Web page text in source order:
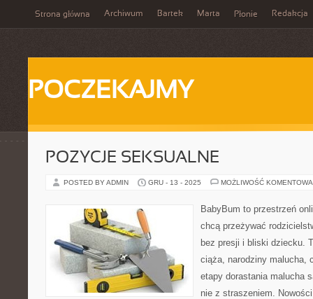
Strona główna Archiwum Bartek Marta Płonie Redakcja
POCZEKAJMY
POZYCJE SEKSUALNE
POSTED BY ADMIN GRU - 13 - 2025 MOŻLIWOŚĆ
BabyBum to przestrzeń
chcą przeżywać
bez presji i bliski dziecku.
ciąża, narodziny malucha,
etapy dorastania malucha
nie z straszeniem.